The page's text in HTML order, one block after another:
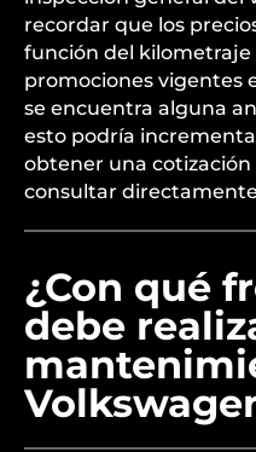
recordar que los
función del kilometraje
promociones vigentes
se encuentra alguna
esto podría
obtener una
consultar
¿Con qué
debe